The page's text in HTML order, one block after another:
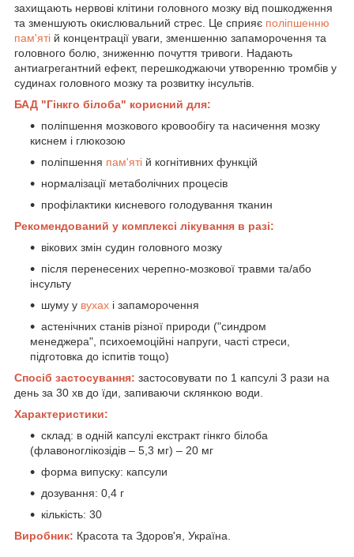
захищають нервові клітини головного мозку від пошкодження
та зменшують окислювальний стрес. Це сприяє поліпшенню
пам'яті й концентрації уваги, зменшенню запаморочення та
головного болю, зниженню почуття тривоги. Надають
антиагрегантний ефект, перешкоджаючи утворенню тромбів у
судинах головного мозку та розвитку інсультів.
БАД "Гінкго білоба" корисний для:
поліпшення мозкового кровообігу та насичення мозку
киснем і глюкозою
поліпшення пам'яті й когнітивних функцій
нормалізації метаболічних процесів
профілактики кисневого голодування тканин
Рекомендований у комплексі лікування в разі:
вікових змін судин головного мозку
після перенесених черепно-мозкової травми та/або
інсульту
шуму у вухах і запаморочення
астенічних станів різної природи ("синдром
менеджера", психоемоційні напруги, часті стреси,
підготовка до іспитів тощо)
Спосіб застосування: застосовувати по 1 капсулі 3 рази на
день за 30 хв до їди, запиваючи склянкою води.
Характеристики:
склад: в одній капсулі екстракт гінкго білоба
(флавоноглікозідів – 5,3 мг) – 20 мг
форма випуску: капсули
дозування: 0,4 г
кількість: 30
Виробник: Красота та Здоров'я, Україна.